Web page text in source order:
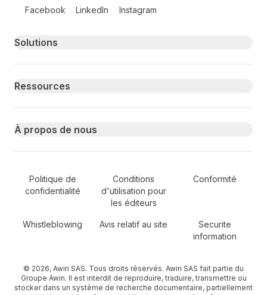
Facebook LinkedIn Instagram
Primary footer navigation
Solutions
Ressources
À propos de nous
Secondary Footer Navigation
Politique de
confidentialité
Conditions
d'utilisation pour
les éditeurs
Conformité
Whistleblowing Avis relatif au site
Securite
information
© 2026, Awin SAS. Tous droits réservés. Awin SAS fait partie du
Groupe Awin. Il est interdit de reproduire, traduire, transmettre ou
stocker dans un système de recherche documentaire, partiellement